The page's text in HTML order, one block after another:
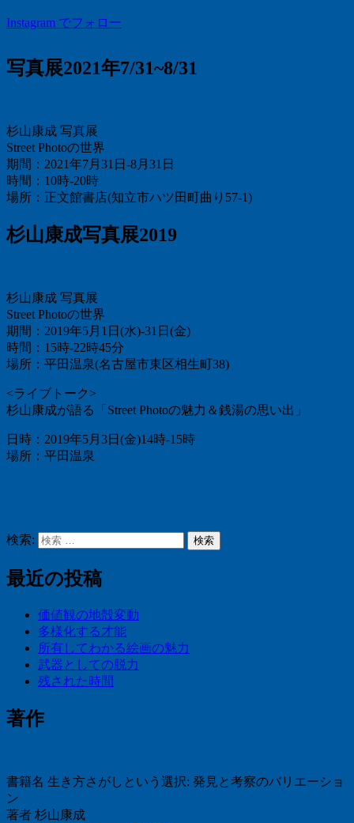
Instagram でフォロー
写真展2021年7/31~8/31
杉山康成 写真展
Street Photoの世界
期間：2021年7月31日-8月31日
時間：10時-20時
場所：正文館書店(知立市ハツ田町曲り57-1)
杉山康成写真展2019
杉山康成 写真展
Street Photoの世界
期間：2019年5月1日(水)-31日(金)
時間：15時-22時45分
場所：平田温泉(名古屋市東区相生町38)
<ライブトーク>
杉山康成が語る「Street Photoの魅力＆銭湯の思い出」
日時：2019年5月3日(金)14時-15時
場所：平田温泉
検索: 検索
最近の投稿
価値観の地殻変動
多様化する才能
所有してわかる絵画の魅力
武器としての脱力
残された時間
著作
書籍名 生き方さがしという選択: 発見と考察のバリエーショ
ン
著者 杉山康成